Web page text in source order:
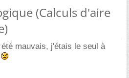
(Calculs d'aire
mauvais, j'étais le seul à